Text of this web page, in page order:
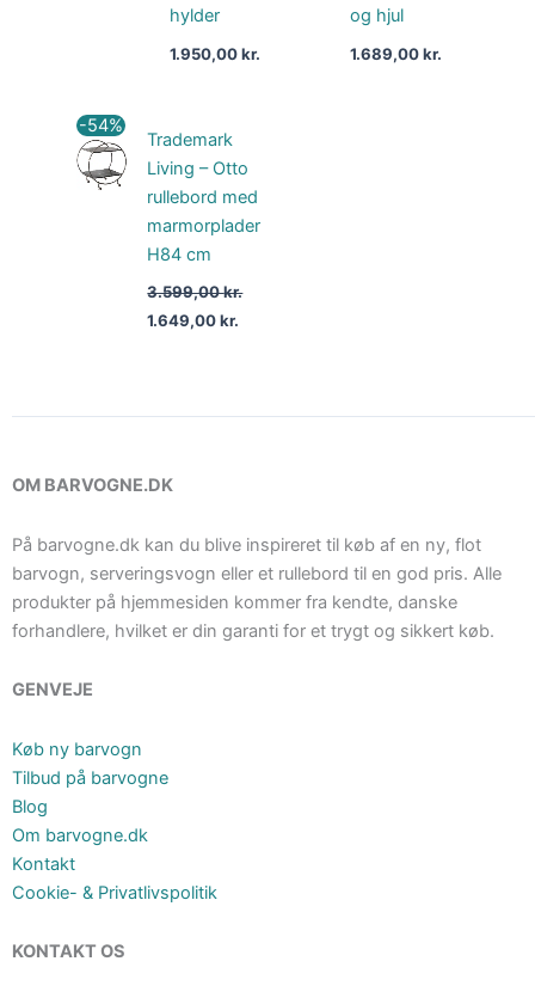
hylder
1.950,00kr.
og hjul
1.689,00kr.
-54%
Trademark
Living – Otto
rullebord med
marmorplader
H84 cm
3.599,00kr.
oprindelige
pris
var:
3.599,00 kr..
1.649,00kr.
er:
1.649,00 kr..
OM BARVOGNE.DK
På barvogne.dk kan du blive inspireret til køb af en ny, flot
barvogn, serveringsvogn eller et rullebord til en god pris. Alle
produkter på hjemmesiden kommer fra kendte, danske
forhandlere, hvilket er din garanti for et trygt og sikkert køb.
GENVEJE
Køb ny barvogn
Tilbud på barvogne
Blog
Om barvogne.dk
Kontakt
Cookie- & Privatlivspolitik
KONTAKT OS